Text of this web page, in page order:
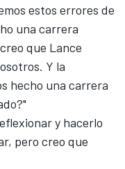
estos errores de
una carrera
que Lance
Y la
hecho una carrera
y hacerlo
pero creo que